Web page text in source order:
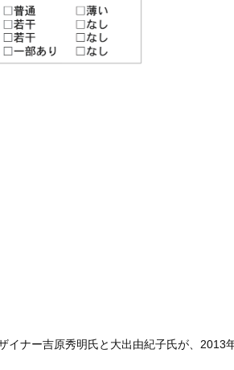
イナー吉原秀明氏と大出由紀子氏が、2013